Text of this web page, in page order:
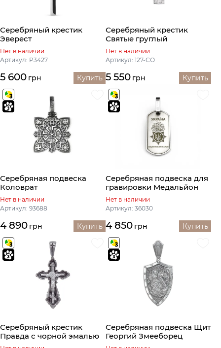
Серебряный крестик
Эверест
Нет в наличии
Артикул: Р3427
5 600 грн Купить
Серебряный крестик
Святые груглый
Нет в наличии
Артикул: 127-СО
5 550 грн Купить
Серебряная подвеска
Коловрат
Нет в наличии
Артикул: 93688
4 890 грн Купить
Серебряная подвеска для
гравировки Медальйон
Нет в наличии
Артикул: 36030
4 850 грн Купить
Серебряный крестик
Правда с чорной эмалью
Серебряная подвеска Щит
Георгий Змееборец